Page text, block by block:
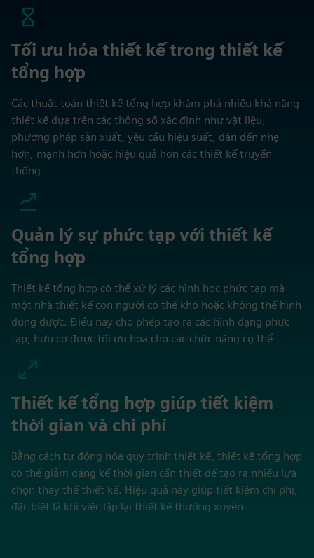
Tối ưu hóa thiết kế trong thiết kế
tổng hợp
Các thuật toán thiết kế tổng hợp khám phá nhiều khả năng
thiết kế dựa trên các thông số xác định như vật liệu,
phương pháp sản xuất, yêu cầu hiệu suất, dẫn đến nhẹ
hơn, mạnh hơn hoặc hiệu quả hơn các thiết kế truyền
thống
Quản lý sự phức tạp với thiết kế
tổng hợp
Thiết kế tổng hợp có thể xử lý các hình học phức tạp mà
một nhà thiết kế con người có thể khó hoặc không thể hình
dung được. Điều này cho phép tạo ra các hình dạng phức
tạp, hữu cơ được tối ưu hóa cho các chức năng cụ thể
Thiết kế tổng hợp giúp tiết kiệm
thời gian và chi phí
Bằng cách tự động hóa quy trình thiết kế, thiết kế tổng hợp
có thể giảm đáng kể thời gian cần thiết để tạo ra nhiều lựa
chọn thay thế thiết kế. Hiệu quả này giúp tiết kiệm chi phí,
đặc biệt là khi việc lặp lại thiết kế thường xuyên